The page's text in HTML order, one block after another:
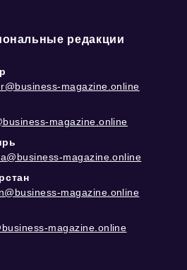
редакции
magazine.online
magazine.online
magazine.online
magazine.online
magazine.online